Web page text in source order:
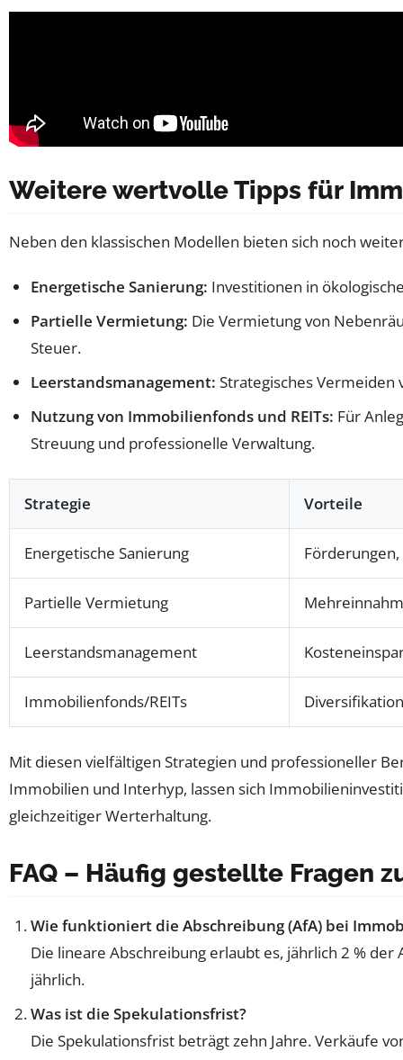
Weitere wertvolle Tipps für
Neben den klassischen Modellen bieten sich noch
Energetische Sanierung: Investitionen in
Partielle Vermietung: Die Vermietung von
Steuer.
Leerstandsmanagement: Strategisches
Nutzung von Immobilienfonds und REITs: Für
Streuung und professionelle Verwaltung.
Strategie Vorteile
Energetische Sanierung
Partielle Vermietung
Leerstandsmanagement
Immobilienfonds/REITs
Mit diesen vielfältigen Strategien und professioneller
Immobilien und Interhyp, lassen sich
gleichzeitiger Werterhaltung.
FAQ – Häufig gestellte Fragen
Wie funktioniert die Abschreibung (AfA) bei
Die lineare Abschreibung erlaubt es, jährlich 2 %
jährlich.
Was ist die Spekulationsfrist?
Die Spekulationsfrist beträgt zehn Jahre. Verkäufe